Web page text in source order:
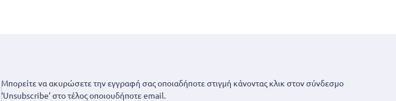
Μπορείτε να ακυρώσετε την εγγραφή σας οποιαδήποτε στιγμή κάνοντας κλικ στον σύνδεσμο
‘Unsubscribe’ στο τέλος οποιουδήποτε email.